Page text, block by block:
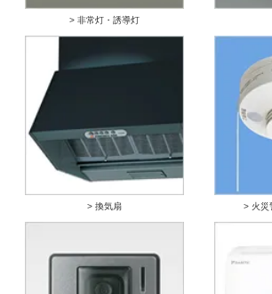
> 非常灯・誘導灯
> 換気扇 > 火災